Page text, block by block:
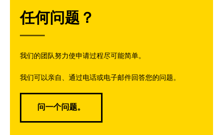
任何问题？
我们的团队努力使申请过程尽可能简单。
我们可以亲自、通过电话或电子邮件回答您的问题。
问一个问题。